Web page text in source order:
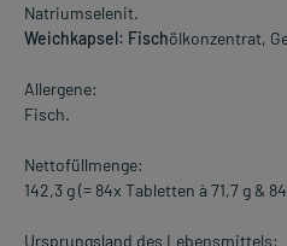
Natriumselenit.
Weichkapsel: Fischölkonzentrat,
Allergene:
Fisch.
Nettofüllmenge:
142,3 g (= 84x Tabletten à 71,7 g &
Ursprungsland des Lebensmittels: